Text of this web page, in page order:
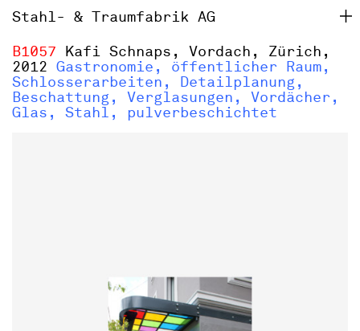
Stahl- & Traumfabrik AG
B1057 Kafi Schnaps, Vordach, Zürich,
2012 Gastronomie, öffentlicher Raum,
Schlosserarbeiten, Detailplanung,
Beschattung, Verglasungen, Vordächer,
Glas, Stahl, pulverbeschichtet